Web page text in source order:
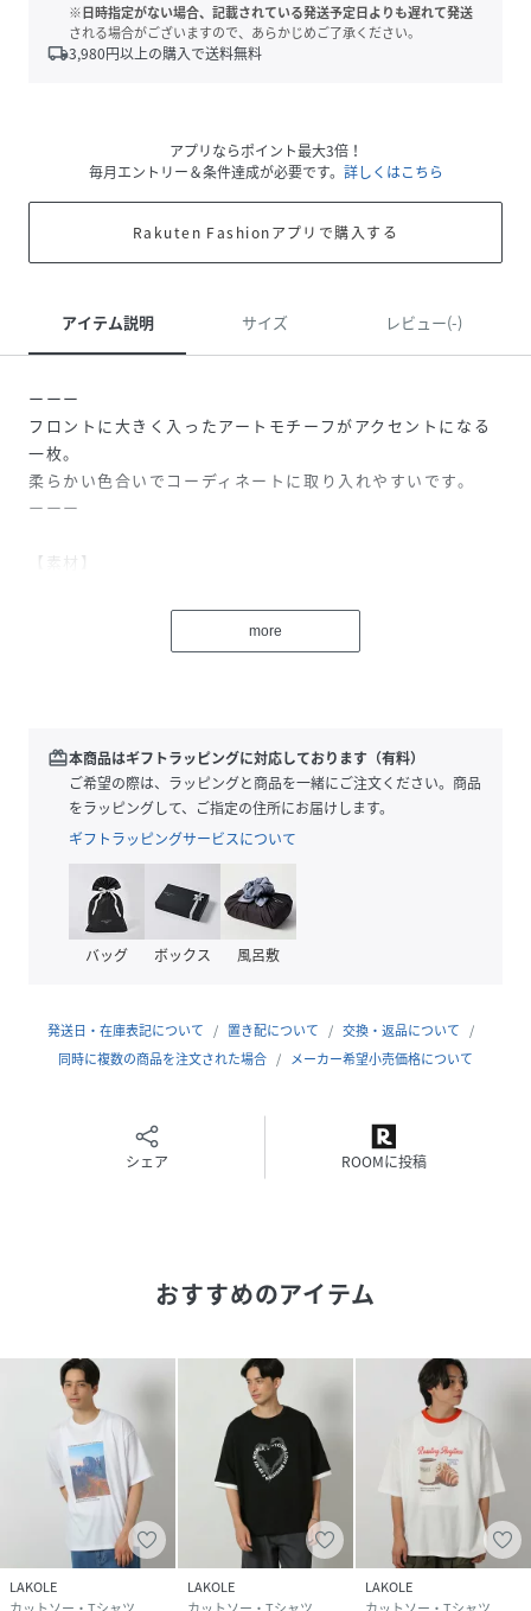
※日時指定がない場合、記載されている発送予定日よりも遅れて発送
される場合がございますので、あらかじめご了承ください。
local_shipping3,980円以上の購入で送料無料
アプリならポイント最大3倍！
毎月エントリー＆条件達成が必要です。 詳しくはこちら
Rakuten Fashionアプリで購入する
アイテム説明 サイズ レビュー(-)
ーーー
フロントに大きく入ったアートモチーフがアクセントになる
一枚。
柔らかい色合いでコーディネートに取り入れやすいです。
ーーー
【素材】
女性が大きめに着てもかわいくきまります。
性別タイプ メンズ
ポリエステル59% 綿29% ナイロン11% ポリウ
レタン1%
283520-10-03 PE3219
more
redeem本商品はギフトラッピングに対応しております（有料）
ご希望の際は、ラッピングと商品を一緒にご注文ください。商品
をラッピングして、ご指定の住所にお届けします。
ギフトラッピングサービスについて
バッグ ボックス 風呂敷
発送日・在庫表記について 置き配について
交換・返品について
同時に複数の商品を注文された場合
メーカー希望小売価格について
シェア ROOMに投稿
おすすめのアイテム
LAKOLE
LAKOLE
LAKOLE